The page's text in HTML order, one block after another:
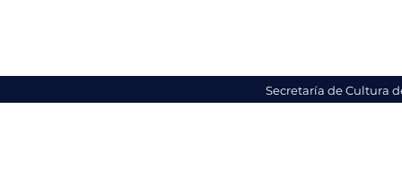
Secretaría de Cultura